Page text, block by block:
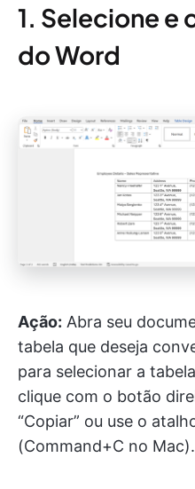
1. Selecione e
do Word
Ação: Abra seu
tabela que deseja
para selecionar a
clique com o botão
“Copiar” ou use o
(Command+C no Mac).